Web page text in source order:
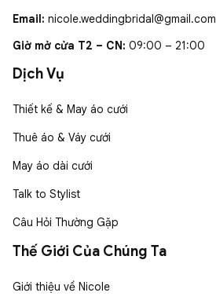
Email: nicole.weddingbridal@gmail.com
Giờ mở cửa T2 – CN: 09:00 – 21:00
Dịch Vụ
Thiết kế & May áo cưới
Thuê áo & Váy cưới
May áo dài cưới
Talk to Stylist
Câu Hỏi Thường Gặp
Thế Giới Của Chúng Ta
Giới thiệu về Nicole